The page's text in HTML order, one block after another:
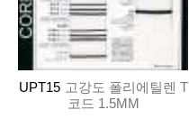
UPT15 고강도 폴리에틸렌 T
코드 1.5MM